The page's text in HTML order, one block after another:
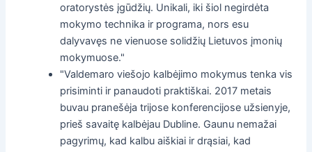
oratorystės įgūdžių. Unikali, iki šiol negirdėta
mokymo technika ir programa, nors esu
dalyvavęs ne vienuose solidžių Lietuvos įmonių
mokymuose."
"Valdemaro viešojo kalbėjimo mokymus tenka vis
prisiminti ir panaudoti praktiškai. 2017 metais
buvau pranešėja trijose konferencijose užsienyje,
prieš savaitę kalbėjau Dubline. Gaunu nemažai
pagyrimų, kad kalbu aiškiai ir drąsiai, kad